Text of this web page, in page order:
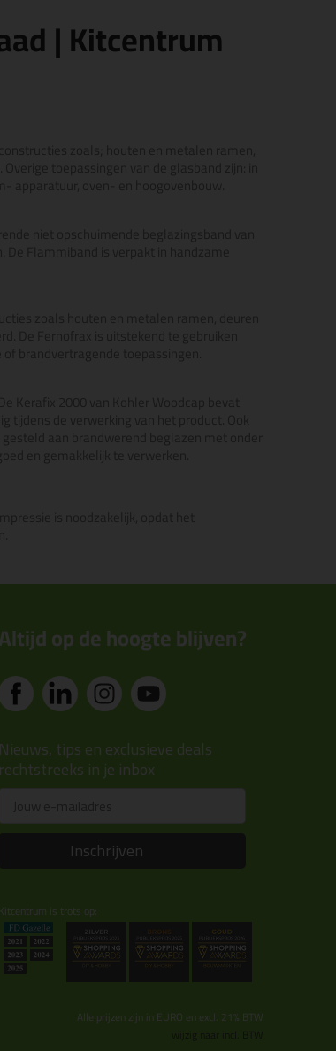
| Kitcentrum
Altijd op de hoogte blijven?
Nieuws, tips en exclusieve deals
rechtstreeks in je inbox
Inschrijven
Kitcentrum is trots op:
Alle prijzen zijn in EURO en excl. 21% BTW